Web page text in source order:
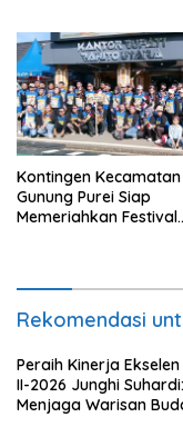
Kontingen Kecamatan
Gunung Purei Siap
Memeriahkan Festival
Rekomendasi
Peraih Kinerja
II-2026 Junghi Suhardi:
Menjaga Warisan